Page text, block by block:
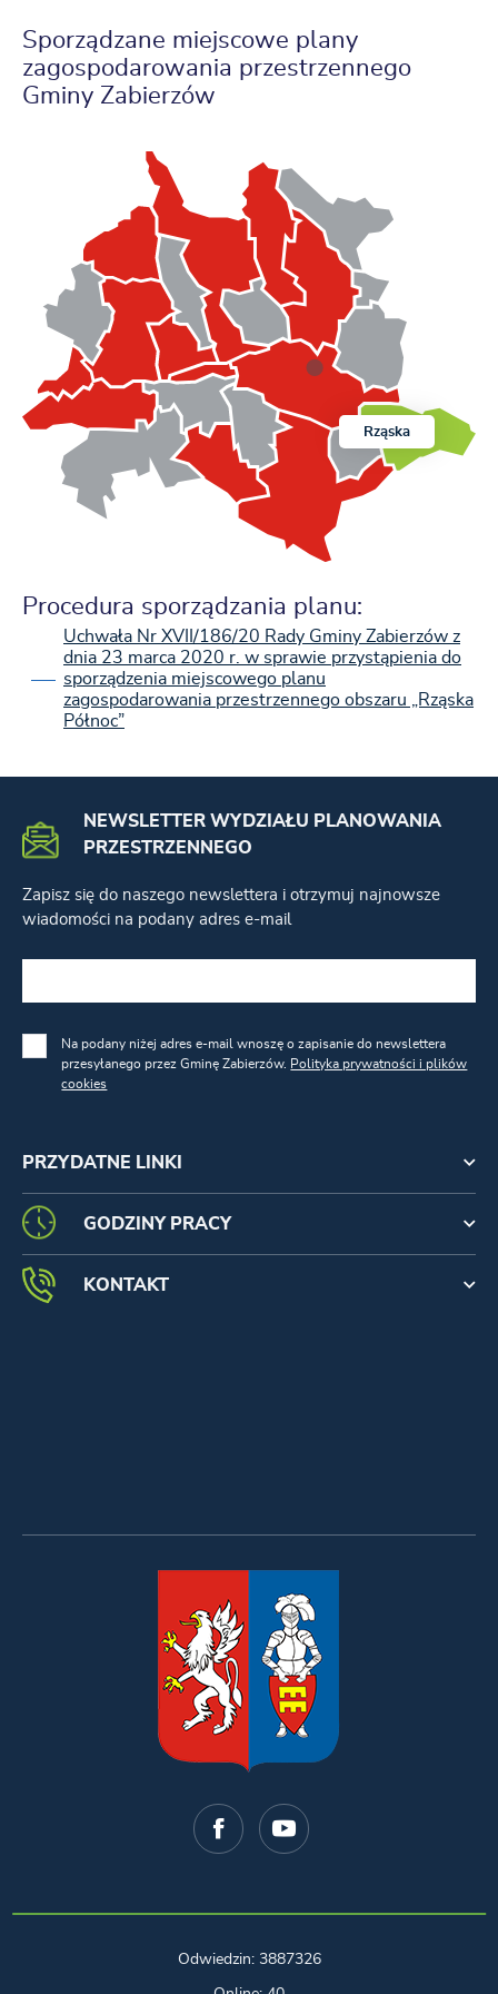
Sporządzane miejscowe plany
zagospodarowania przestrzennego
Gminy Zabierzów
Rząska
Procedura sporządzania planu:
Uchwała Nr XVII/186/20 Rady Gminy Zabierzów z
dnia 23 marca 2020 r. w sprawie przystąpienia do
sporządzenia miejscowego planu
zagospodarowania przestrzennego obszaru „Rząska
Północ”
PRZYDATNE LINKI
NEWSLETTER WYDZIAŁU PLANOWANIA
PRZESTRZENNEGO
Zapisz się do naszego newslettera i otrzymuj najnowsze
wiadomości na podany adres e-mail
Na podany niżej adres e-mail wnoszę o zapisanie do newslettera
przesyłanego przez Gminę Zabierzów. Polityka prywatności i plików
cookies
GODZINY PRACY
KONTAKT
Odwiedzin: 3887326